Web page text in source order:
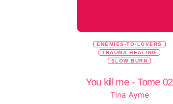
ENEMIES-TO-LOVERS
TRAUMA HEALING
SLOW BURN
You kill me - Tome 02
Tina Ayme